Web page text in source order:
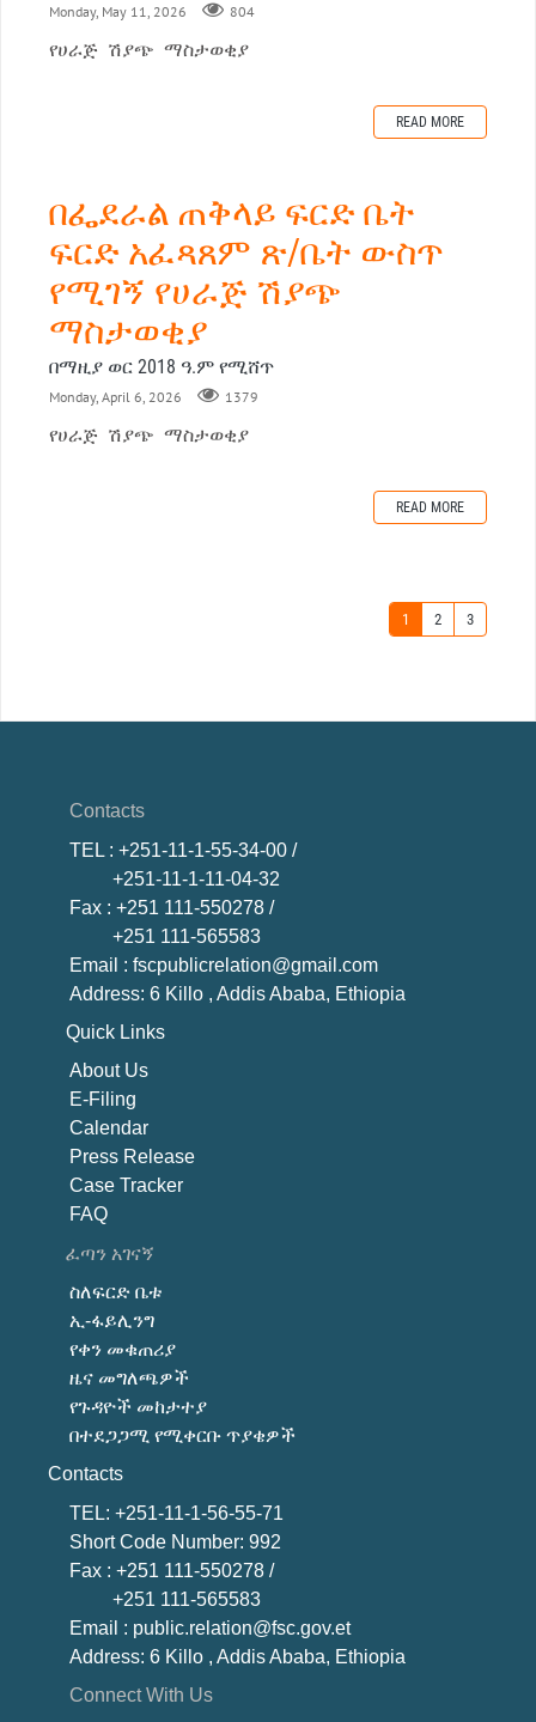
Monday, May 11, 2026 804
የሀራጅ ሽያጭ ማስታወቂያ
READ MORE
በፌደራል ጠቅላይ ፍርድ ቤት
ፍርድ አፈጻጸም ጽ/ቤት ውስጥ
የሚገኝ የሀራጅ ሽያጭ
ማስታወቂያ
በማዚያ ወር 2018 ዓ.ም የሚሸጥ
Monday, April 6, 2026 1379
የሀራጅ ሽያጭ ማስታወቂያ
READ MORE
1 2 3
Contacts
TEL : +251-11-1-55-34-00 /
+251-11-1-11-04-32
Fax : +251 111-550278 /
+251 111-565583
Email : fscpublicrelation@gmail.com
Address: 6 Killo , Addis Ababa, Ethiopia
Quick Links
About Us
E-Filing
Calendar
Press Release
Case Tracker
FAQ
ፈጣን አገናኝ
ስለፍርድ ቤቱ
ኢ-ፋይሊንግ
የቀን መቁጠሪያ
ዜና መግለጫዎች
የጉዳዮች መከታተያ
በተደጋጋሚ የሚቀርቡ ጥያቄዎች
Contacts
TEL: +251-11-1-56-55-71
Short Code Number: 992
Fax : +251 111-550278 /
+251 111-565583
Email : public.relation@fsc.gov.et
Address: 6 Killo , Addis Ababa, Ethiopia
Connect With Us